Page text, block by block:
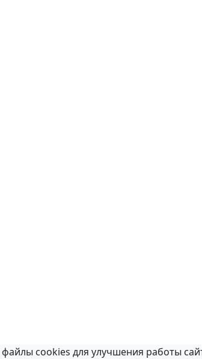
cookies для улучшения работы